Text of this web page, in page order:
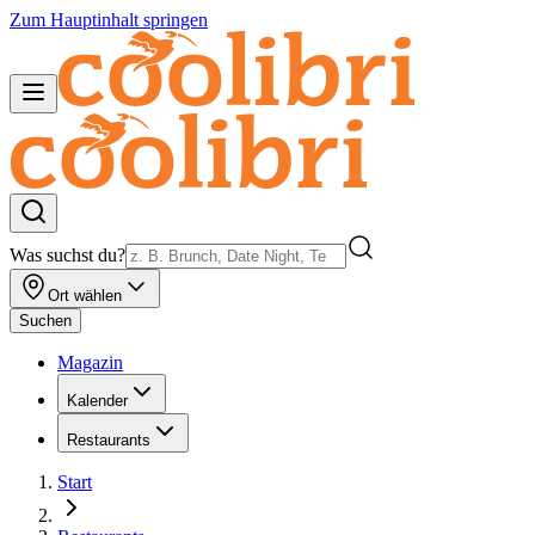
Zum Hauptinhalt springen
Was suchst du?
Ort wählen
Suchen
Magazin
Kalender
Restaurants
Start